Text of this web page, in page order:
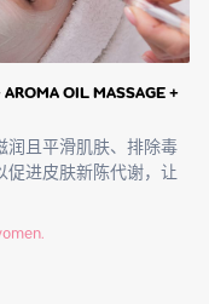
OIL MASSAGE +
且平滑肌肤、排除毒
进皮肤新陈代谢，让